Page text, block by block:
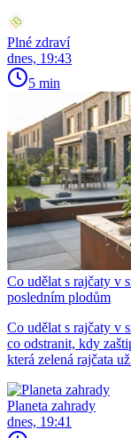
Plné zdraví
dnes, 19:43
5 min
Co udělat s rajčaty v
posledním plodům
Co udělat s rajčaty v
co odstranit, kdy
která zelená rajčata
Planeta zahrady
dnes, 19:41